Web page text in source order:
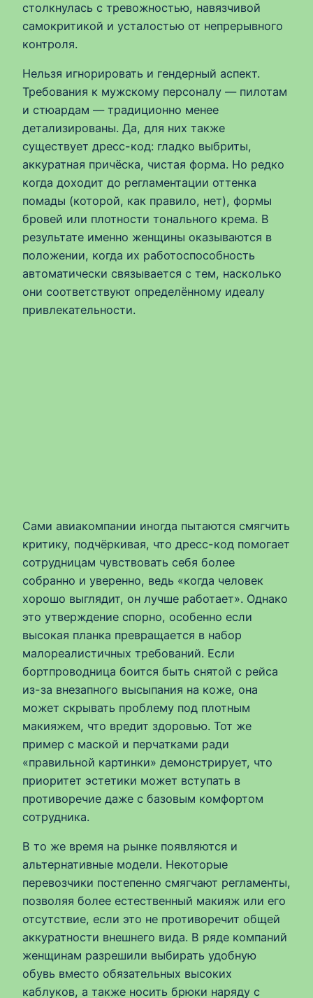
столкнулась с тревожностью, навязчивой
самокритикой и усталостью от непрерывного
контроля.
Нельзя игнорировать и гендерный аспект.
Требования к мужскому персоналу — пилотам
и стюардам — традиционно менее
детализированы. Да, для них также
существует дресс-код: гладко выбриты,
аккуратная причёска, чистая форма. Но редко
когда доходит до регламентации оттенка
помады (которой, как правило, нет), формы
бровей или плотности тонального крема. В
результате именно женщины оказываются в
положении, когда их работоспособность
автоматически связывается с тем, насколько
они соответствуют определённому идеалу
привлекательности.
Сами авиакомпании иногда пытаются смягчить
критику, подчёркивая, что дресс-код помогает
сотрудницам чувствовать себя более
собранно и уверенно, ведь «когда человек
хорошо выглядит, он лучше работает». Однако
это утверждение спорно, особенно если
высокая планка превращается в набор
малореалистичных требований. Если
бортпроводница боится быть снятой с рейса
из-за внезапного высыпания на коже, она
может скрывать проблему под плотным
макияжем, что вредит здоровью. Тот же
пример с маской и перчатками ради
«правильной картинки» демонстрирует, что
приоритет эстетики может вступать в
противоречие даже с базовым комфортом
сотрудника.
В то же время на рынке появляются и
альтернативные модели. Некоторые
перевозчики постепенно смягчают регламенты,
позволяя более естественный макияж или его
отсутствие, если это не противоречит общей
аккуратности внешнего вида. В ряде компаний
женщинам разрешили выбирать удобную
обувь вместо обязательных высоких
каблуков, а также носить брюки наряду с